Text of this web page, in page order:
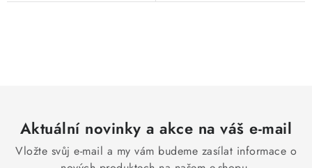
a
c
Aktuální novinky a akce na váš e-mail
Vložte svůj e-mail a my vám budeme zasílat informace o